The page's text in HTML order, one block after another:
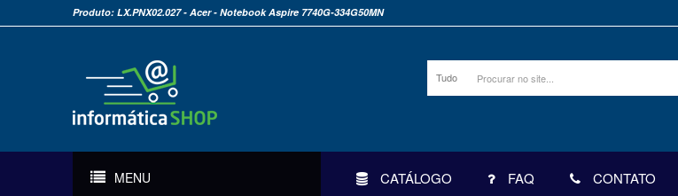
Produto: LX.PNX02.027 - Acer - Notebook Aspire 7740G-334G50MN
Tudo
MENU CATÁLOGO FAQ CONTATO